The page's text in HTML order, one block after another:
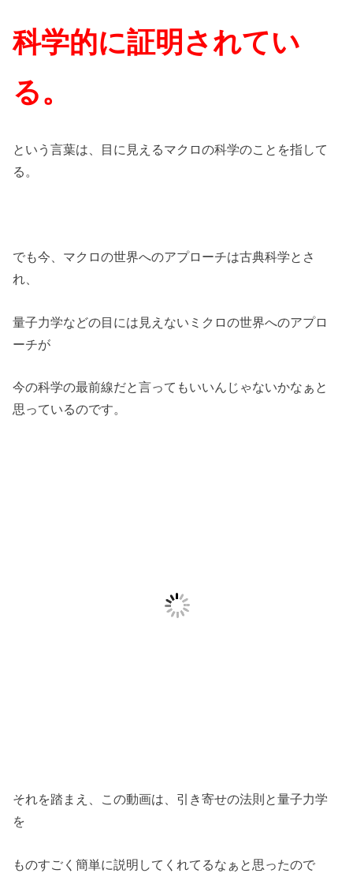
科学的に証明されてい
る。
という言葉は、目に見えるマクロの科学のことを指して
る。
でも今、マクロの世界へのアプローチは古典科学とさ
れ、
量子力学などの目には見えないミクロの世界へのアプロ
ーチが
今の科学の最前線だと言ってもいいんじゃないかなぁと
思っているのです。
それを踏まえ、この動画は、引き寄せの法則と量子力学
を
ものすごく簡単に説明してくれてるなぁと思ったので